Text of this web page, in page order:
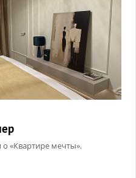
«Квартире мечты».